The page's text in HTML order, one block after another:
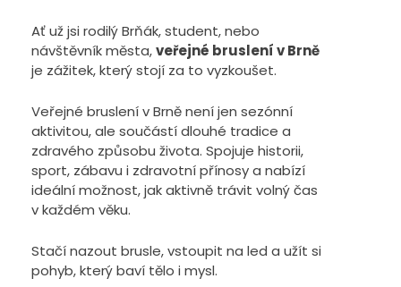
Ať už jsi rodilý Brňák, student, nebo
návštěvník města,veřejné bruslení v Brně
je zážitek, který stojí za to vyzkoušet.
Veřejné bruslení v Brně není jen sezónní
aktivitou, ale součástí dlouhé tradice a
zdravého způsobu života. Spojuje historii,
sport, zábavu i zdravotní přínosy a nabízí
ideální možnost, jak aktivně trávit volný čas
v každém věku.
Stačí nazout brusle, vstoupit na led a užít si
pohyb, který baví tělo i mysl.